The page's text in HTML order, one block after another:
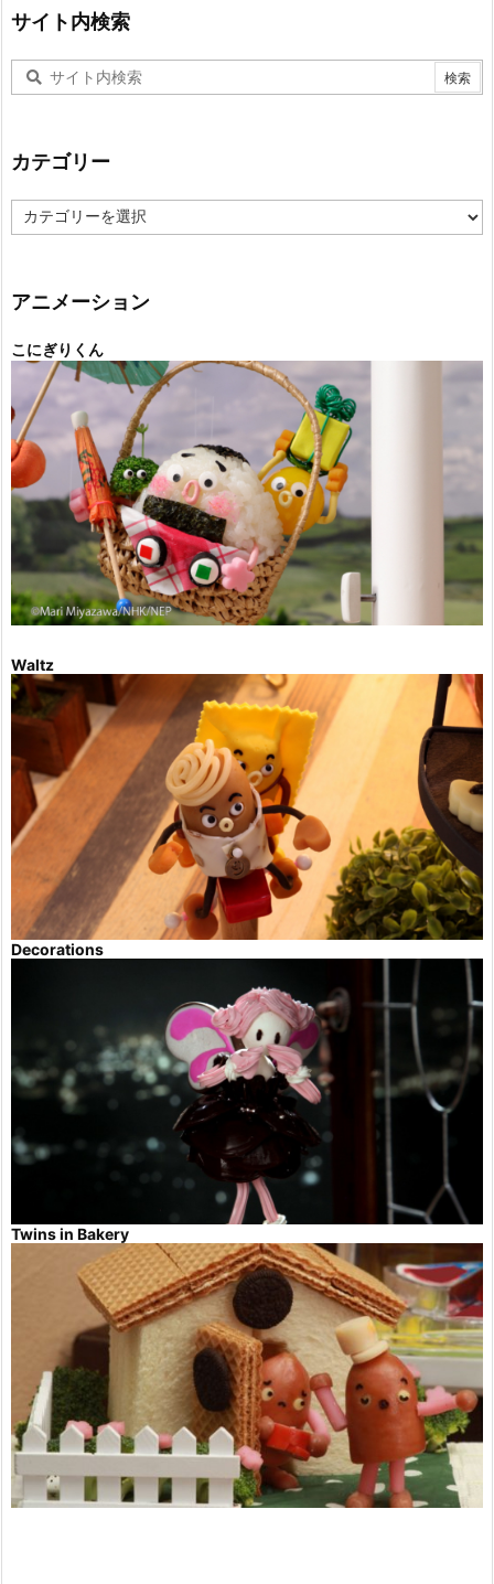
サイト内検索
カテゴリー
テ
ー
アニメーション
こにぎりくん
Waltz
Decorations
Twins in Bakery